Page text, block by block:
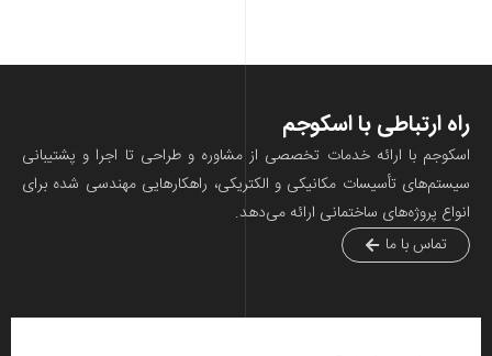
با اسکوجم
با ارائه خدمات تخصصی از مشاوره و طراحی تا اجرا و پشتیبانی
تأسیسات مکانیکی و الکتریکی، راهکارهایی مهندسی شده برای
ساختمانی ارائه می‌دهد.
ما